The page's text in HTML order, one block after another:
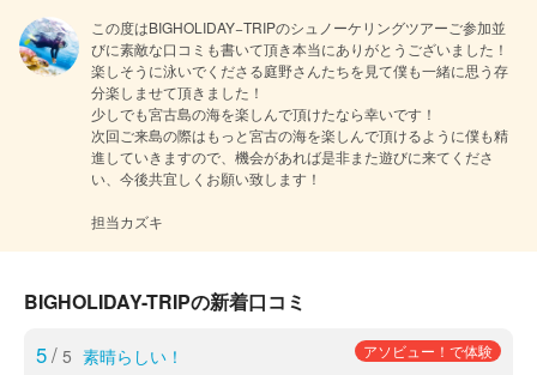
この度はBIGHOLIDAY−TRIPのシュノーケリングツアーご参加並
びに素敵な口コミも書いて頂き本当にありがとうございました！
楽しそうに泳いでくださる庭野さんたちを見て僕も一緒に思う存
分楽しませて頂きました！
少しでも宮古島の海を楽しんで頂けたなら幸いです！
次回ご来島の際はもっと宮古の海を楽しんで頂けるように僕も精
進していきますので、機会があれば是非また遊びに来てくださ
い、今後共宜しくお願い致します！
担当カズキ
BIGHOLIDAY-TRIPの新着口コミ
5/ 5 素晴らしい！ アソビュー！で体験